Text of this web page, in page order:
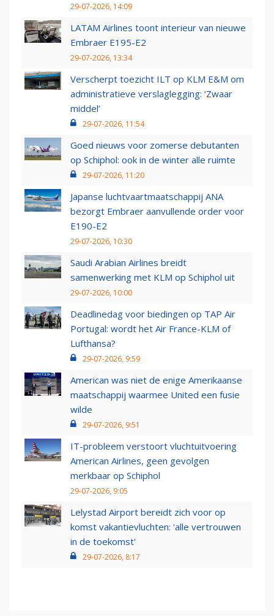
29-07-2026, 14:09
LATAM Airlines toont interieur van nieuwe
Embraer E195-E2
29-07-2026, 13:34
Verscherpt toezicht ILT op KLM E&M om
administratieve verslaglegging: ‘Zwaar
middel’
29-07-2026, 11:54
Goed nieuws voor zomerse debutanten
op Schiphol: ook in de winter alle ruimte
29-07-2026, 11:20
Japanse luchtvaartmaatschappij ANA
bezorgt Embraer aanvullende order voor
E190-E2
29-07-2026, 10:30
Saudi Arabian Airlines breidt
samenwerking met KLM op Schiphol uit
29-07-2026, 10:00
Deadlinedag voor biedingen op TAP Air
Portugal: wordt het Air France-KLM of
Lufthansa?
29-07-2026, 9:59
American was niet de enige Amerikaanse
maatschappij waarmee United een fusie
wilde
29-07-2026, 9:51
IT-probleem verstoort vluchtuitvoering
American Airlines, geen gevolgen
merkbaar op Schiphol
29-07-2026, 9:05
Lelystad Airport bereidt zich voor op
komst vakantievluchten: 'alle vertrouwen
in de toekomst'
29-07-2026, 8:17